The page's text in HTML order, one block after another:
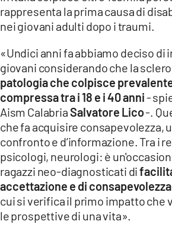
rappresenta la prima causa di
nei giovani adulti dopo i traumi.
«Undici anni fa abbiamo deciso di
giovani considerando che la
patologia che colpisce
compressa tra i 18 e i 40 anni-
Aism CalabriaSalvatore Lico-.
che fa acquisire consapevolezza,
confronto e d’informazione. Tra i
psicologi, neurologi: è
ragazzi neo-diagnosticati di
accettazione e di consapevolezza
cui si verifica il primo impatto che
le prospettive di una vita».